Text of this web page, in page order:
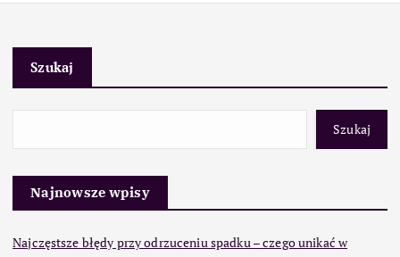
Szukaj
Szukaj
Najnowsze wpisy
Najczęstsze błędy przy odrzuceniu spadku – czego unikać w